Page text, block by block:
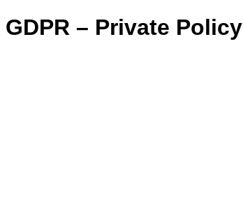
GDPR – Private Policy